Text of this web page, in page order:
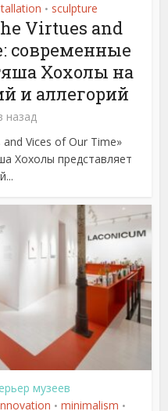
• sculpture
Virtues and
современные
Хохолы на
и аллегорий
назад
Vices of Our Time»
Хохолы представляет
музеев
• minimalism •